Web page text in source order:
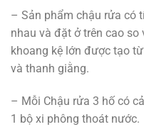
– Sản phẩm chậu rửa có
nhau và đặt ở trên cao so
khoang kệ lớn được tạo
và thanh giằng.
– Mỗi Chậu rửa 3 hố có
1 bộ xi phông thoát nước.